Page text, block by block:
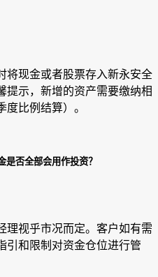
将现金或者股票存入新永安全
提示，新增的资产需要缴纳相
度比例结算）。
是否全部会用作投资？
理视乎市况而定。客户如有需
引和限制对资金仓位进行管